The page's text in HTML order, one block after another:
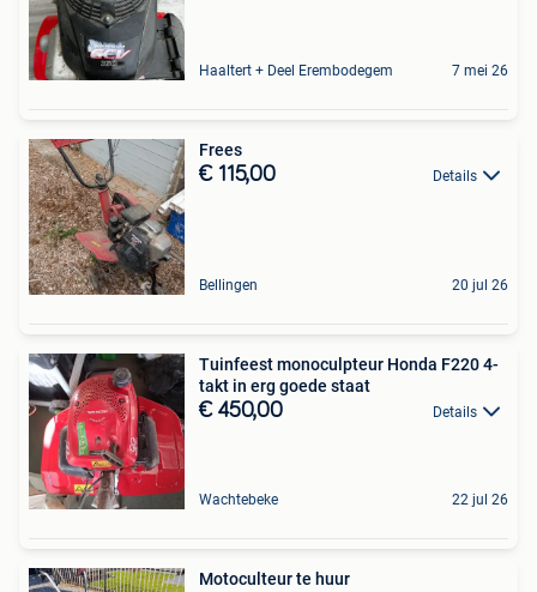
Haaltert + Deel Erembodegem 7 mei 26
Frees
€ 115,00 Details
Bellingen 20 jul 26
Tuinfeest monoculpteur Honda F220 4-
takt in erg goede staat
€ 450,00 Details
Wachtebeke 22 jul 26
Motoculteur te huur